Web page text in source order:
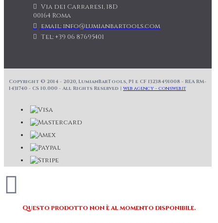
Via dei Carraresi, 18D
00164 Roma
email: info@lumianbartools.com
Tel: +39 06 87695401
Copyright © 2014 - 2020, LumianBarTools, PI e CF 13238491008 - REA RM-
1431740 - CS 10.000 - All Rights Reserved | web agency - consweb.it
Questo prodotto non è al momento disponibile.